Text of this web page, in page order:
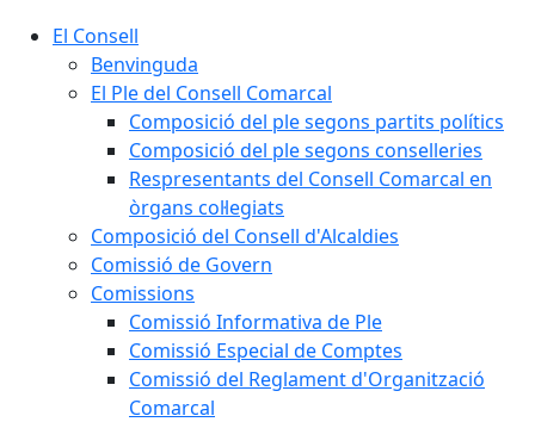
El Consell
Benvinguda
El Ple del Consell Comarcal
Composició del ple segons partits polítics
Composició del ple segons conselleries
Respresentants del Consell Comarcal en
òrgans col·legiats
Composició del Consell d'Alcaldies
Comissió de Govern
Comissions
Comissió Informativa de Ple
Comissió Especial de Comptes
Comissió del Reglament d'Organització
Comarcal